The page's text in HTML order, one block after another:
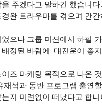
주겠다고 말하긴 했습니다.
완 트라우마를 겪으며 간간
으나 그룹 미션에서 하필 가
정된 바람에, 대진운이 좋
즈 마케팅 목적으로 나온
재석과 동반 프로그램 출연
지 미련없이 떠났다고 합니